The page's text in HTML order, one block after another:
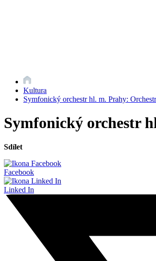
Kultura
Symfonický orchestr hl. m. Prahy:
Symfonický orchestr
Sdílet
Facebook
Linked In